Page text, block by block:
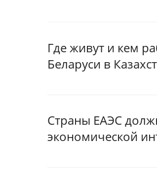
Где живут и кем
Беларуси в
Страны ЕАЭС
экономической